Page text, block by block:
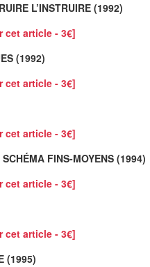
L’INSTRUIRE (1992)
cet article - 3€]
(1992)
cet article - 3€]
cet article - 3€]
FINS-MOYENS (1994)
cet article - 3€]
cet article - 3€]
(1995)